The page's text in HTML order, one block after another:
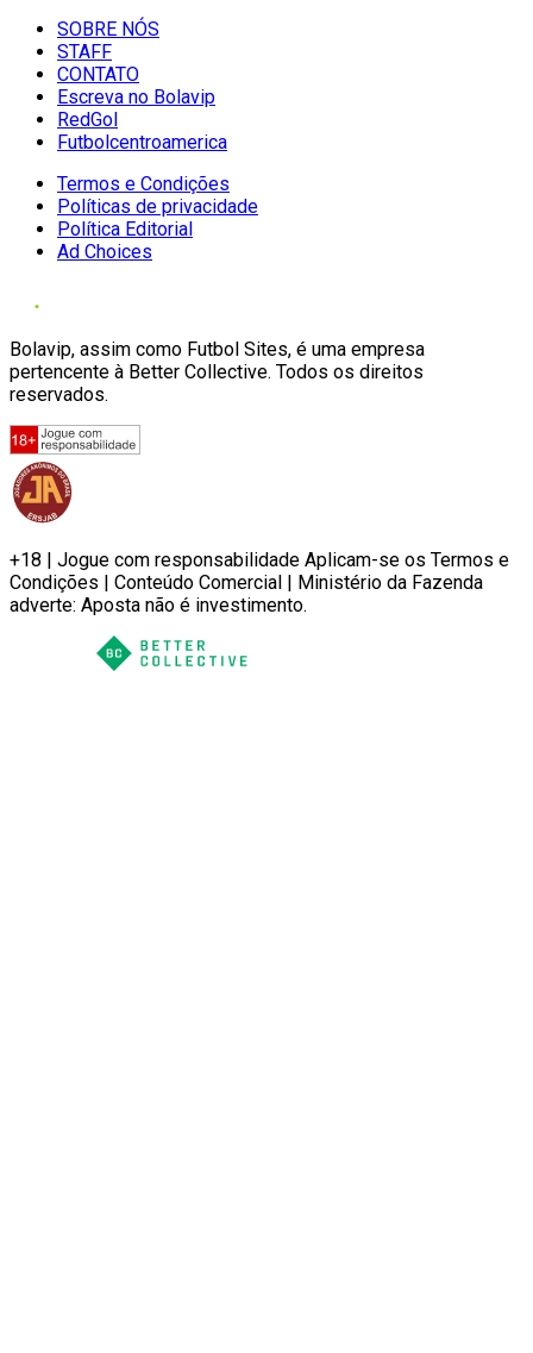
SOBRE NÓS
STAFF
CONTATO
Escreva no Bolavip
RedGol
Futbolcentroamerica
Termos e Condições
Políticas de privacidade
Política Editorial
Ad Choices
Bolavip, assim como Futbol Sites, é uma empresa
pertencente à Better Collective. Todos os direitos
reservados.
+18 | Jogue com responsabilidade Aplicam-se os Termos e
Condições | Conteúdo Comercial | Ministério da Fazenda
adverte: Aposta não é investimento.